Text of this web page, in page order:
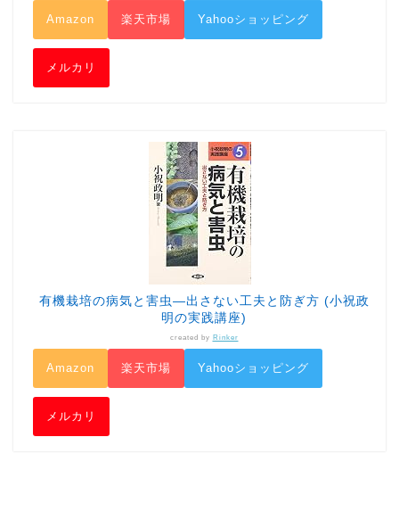
Amazon 楽天市場 Yahooショッピング
メルカリ
有機栽培の病気と害虫―出さない工夫と防ぎ方 (小祝政
明の実践講座)
created by Rinker
Amazon 楽天市場 Yahooショッピング
メルカリ